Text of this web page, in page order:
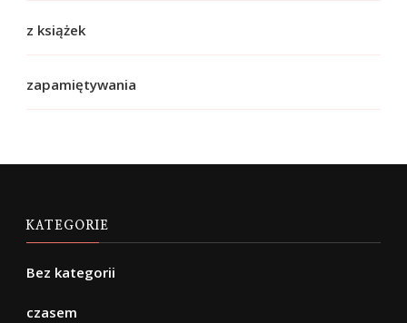
z książek
zapamiętywania
KATEGORIE
Bez kategorii
czasem